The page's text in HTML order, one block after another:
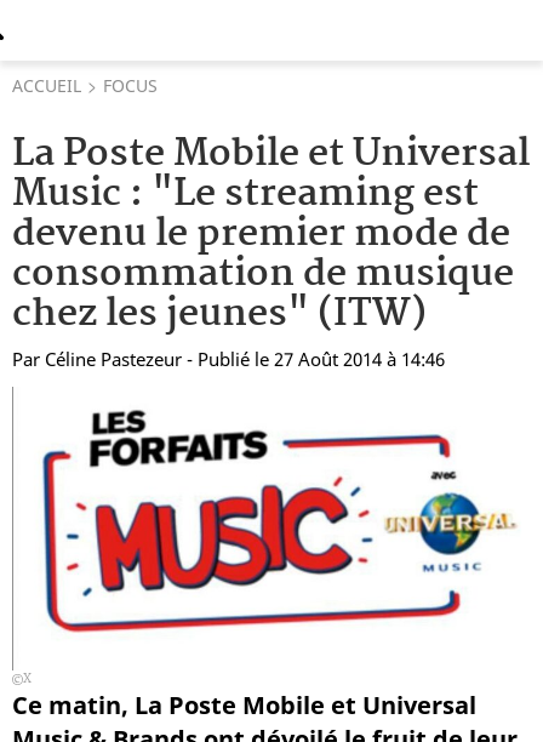
ACCUEIL FOCUS
La Poste Mobile et Universal
Music : "Le streaming est
devenu le premier mode de
consommation de musique
chez les jeunes" (ITW)
Par Céline Pastezeur - Publié le 27 Août 2014 à 14:46
X
Ce matin, La Poste Mobile et Universal